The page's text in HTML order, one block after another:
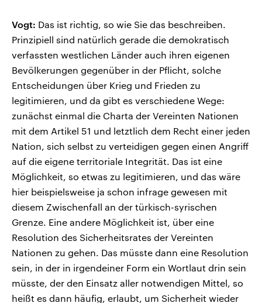
Vogt: Das ist richtig, so wie Sie das beschreiben.
Prinzipiell sind natürlich gerade die demokratisch
verfassten westlichen Länder auch ihren eigenen
Bevölkerungen gegenüber in der Pflicht, solche
Entscheidungen über Krieg und Frieden zu
legitimieren, und da gibt es verschiedene Wege:
zunächst einmal die Charta der Vereinten Nationen
mit dem Artikel 51 und letztlich dem Recht einer jeden
Nation, sich selbst zu verteidigen gegen einen Angriff
auf die eigene territoriale Integrität. Das ist eine
Möglichkeit, so etwas zu legitimieren, und das wäre
hier beispielsweise ja schon infrage gewesen mit
diesem Zwischenfall an der türkisch-syrischen
Grenze. Eine andere Möglichkeit ist, über eine
Resolution des Sicherheitsrates der Vereinten
Nationen zu gehen. Das müsste dann eine Resolution
sein, in der in irgendeiner Form ein Wortlaut drin sein
müsste, der den Einsatz aller notwendigen Mittel, so
heißt es dann häufig, erlaubt, um Sicherheit wieder